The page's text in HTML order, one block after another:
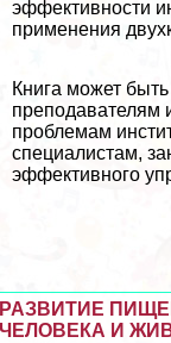
эффективности
применения
Книга может
преподавателям
проблемам
специалистам,
эффективного
РАЗВИТИЕ
ЧЕЛОВЕКА И